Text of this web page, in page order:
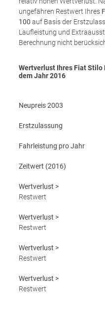
ungefähren Restwert Ihres
100 auf Basis der
Laufleistung und
Berechnung nicht
Wertverlust Ihres Fiat Stilo
dem Jahr2016
Neupreis2003
Erstzulassung
Fahrleistung pro Jahr
Zeitwert (2016)
Wertverlust >
Restwert
Wertverlust >
Restwert
Wertverlust >
Restwert
Wertverlust >
Restwert